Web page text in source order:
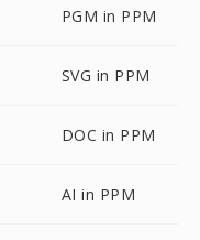
PGM in PPM
SVG in PPM
DOC in PPM
AI in PPM